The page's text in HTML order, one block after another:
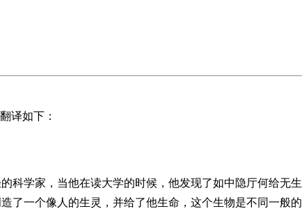
译如下：
科学家，当他在读大学的时候，他发现了如中隐厅何给无生
了一个像人的生灵，并给了他生命，这个生物是不同一般的